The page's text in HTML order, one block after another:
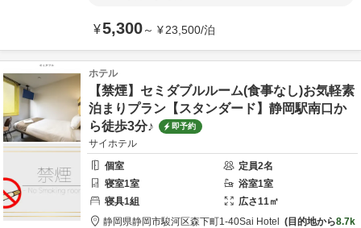
¥5,300～ ¥23,500/泊
ホテル
【禁煙】セミダブルルーム(食事なし)お気軽素
泊まりプラン【スタンダード】静岡駅南口か
ら徒歩3分♪
即予約
サイホテル
個室
定員2名
寝室1室 浴室1室
寝具1組 広さ11㎡
静岡県静岡市駿河区森下町1-40Sai Hotel 目的地から8.7k